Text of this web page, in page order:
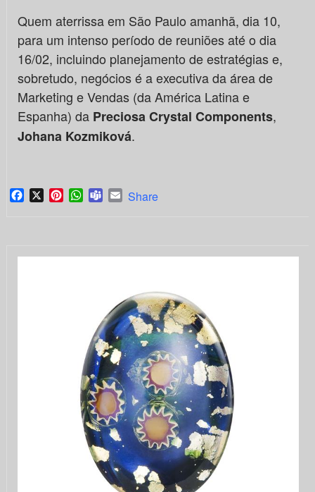
Quem aterrissa em São Paulo amanhã, dia 10,
para um intenso período de reuniões até o dia
16/02, incluindo planejamento de estratégias e,
sobretudo, negócios é a executiva da área de
Marketing e Vendas (da América Latina e
Espanha) da Preciosa Crystal Components,
Johana Kozmiková.
Facebook
X PinterestWhatsApp
TeamsEmail
Share